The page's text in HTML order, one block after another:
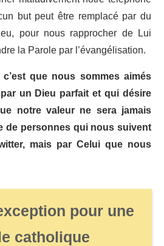
but peut être remplacé par du
pour nous rapprocher de Lui
la Parole par l’évangélisation.
que nous sommes aimés
un Dieu parfait et qui désire
notre valeur ne sera jamais
de personnes qui nous suivent
mais par Celui que nous
pour une
catholique